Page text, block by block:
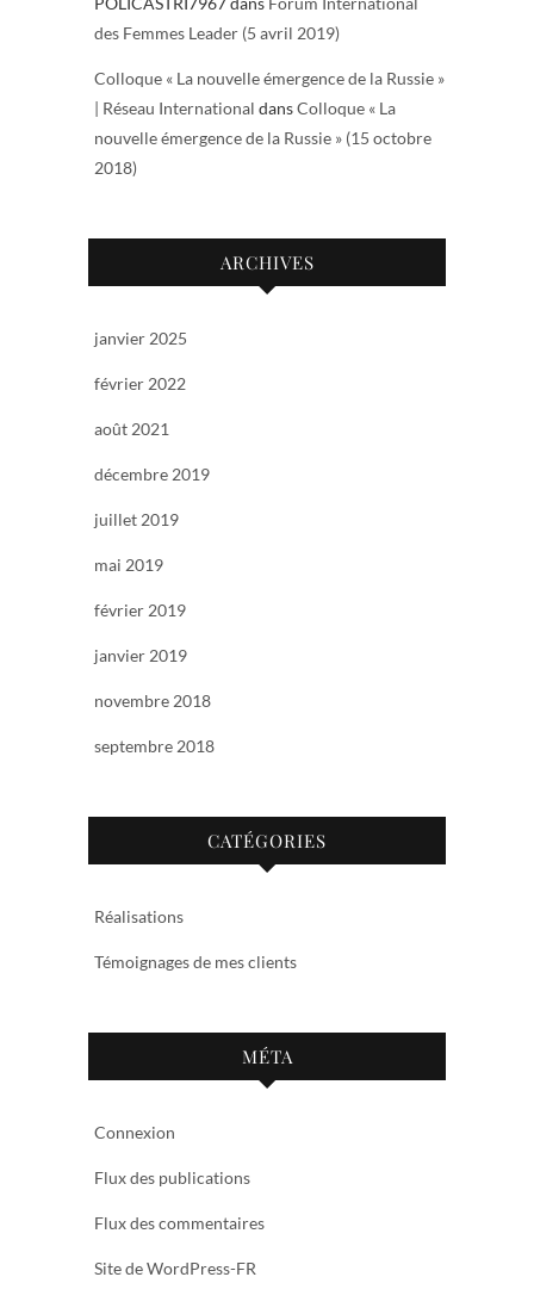
des Femmes Leader (5 avril 2019)
Colloque « La nouvelle émergence de la Russie »
| Réseau International dansColloque « La
nouvelle émergence de la Russie » (15 octobre
2018)
ARCHIVES
janvier 2025
février 2022
août 2021
décembre 2019
juillet 2019
mai 2019
février 2019
janvier 2019
novembre 2018
septembre 2018
CATÉGORIES
Réalisations
Témoignages de mes clients
MÉTA
Connexion
Flux des publications
Flux des commentaires
Site de WordPress-FR